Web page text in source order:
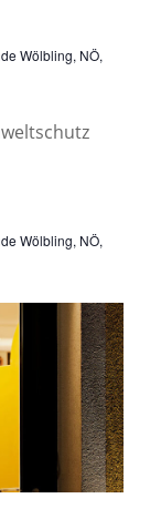
Wölbling, NÖ,
Wölbling, NÖ,